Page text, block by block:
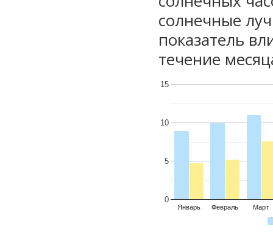
солнечные
показатель
течение
Январь Февраль Март
0
5
10
15